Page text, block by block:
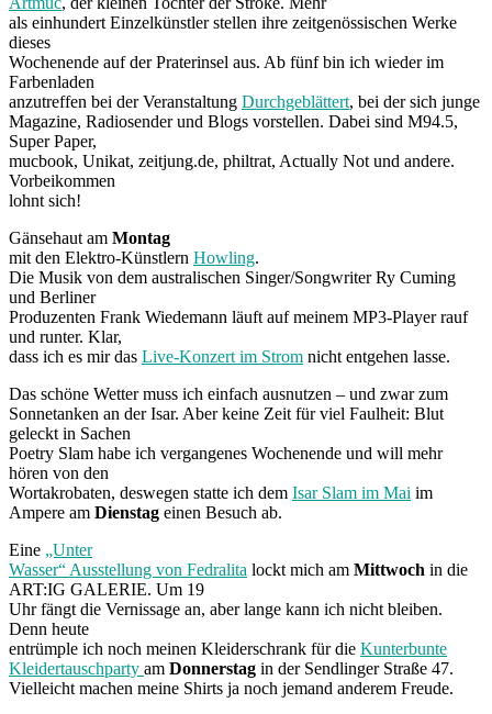
als einhundert Einzelkünstler stellen ihre zeitgenössischen Werke
dieses
Wochenende auf der Praterinsel aus. Ab fünf bin ich wieder im
Farbenladen
anzutreffen bei der Veranstaltung Durchgeblättert, bei der sich junge
Magazine, Radiosender und Blogs vorstellen. Dabei sind M94.5,
Super Paper,
mucbook, Unikat, zeitjung.de, philtrat, Actually Not und andere.
Vorbeikommen
lohnt sich!
Gänsehaut am Montag
mit den Elektro-Künstlern Howling.
Die Musik von dem australischen Singer/Songwriter Ry Cuming
und Berliner
Produzenten Frank Wiedemann läuft auf meinem MP3-Player rauf
und runter. Klar,
dass ich es mir das Live-Konzert im Strom nicht entgehen lasse.
Das schöne Wetter muss ich einfach ausnutzen – und zwar zum
Sonnetanken an der Isar. Aber keine Zeit für viel Faulheit: Blut
geleckt in Sachen
Poetry Slam habe ich vergangenes Wochenende und will mehr
hören von den
Wortakrobaten, deswegen statte ich dem Isar Slam im Mai im
Ampere am Dienstag einen Besuch ab.
Eine „Unter
Wasser“ Ausstellung von Fedralita lockt mich am Mittwoch in die
ART:IG GALERIE. Um 19
Uhr fängt die Vernissage an, aber lange kann ich nicht bleiben.
Denn heute
entrümple ich noch meinen Kleiderschrank für die Kunterbunte
Kleidertauschparty am Donnerstag in der Sendlinger Straße 47.
Vielleicht machen meine Shirts ja noch jemand anderem Freude.